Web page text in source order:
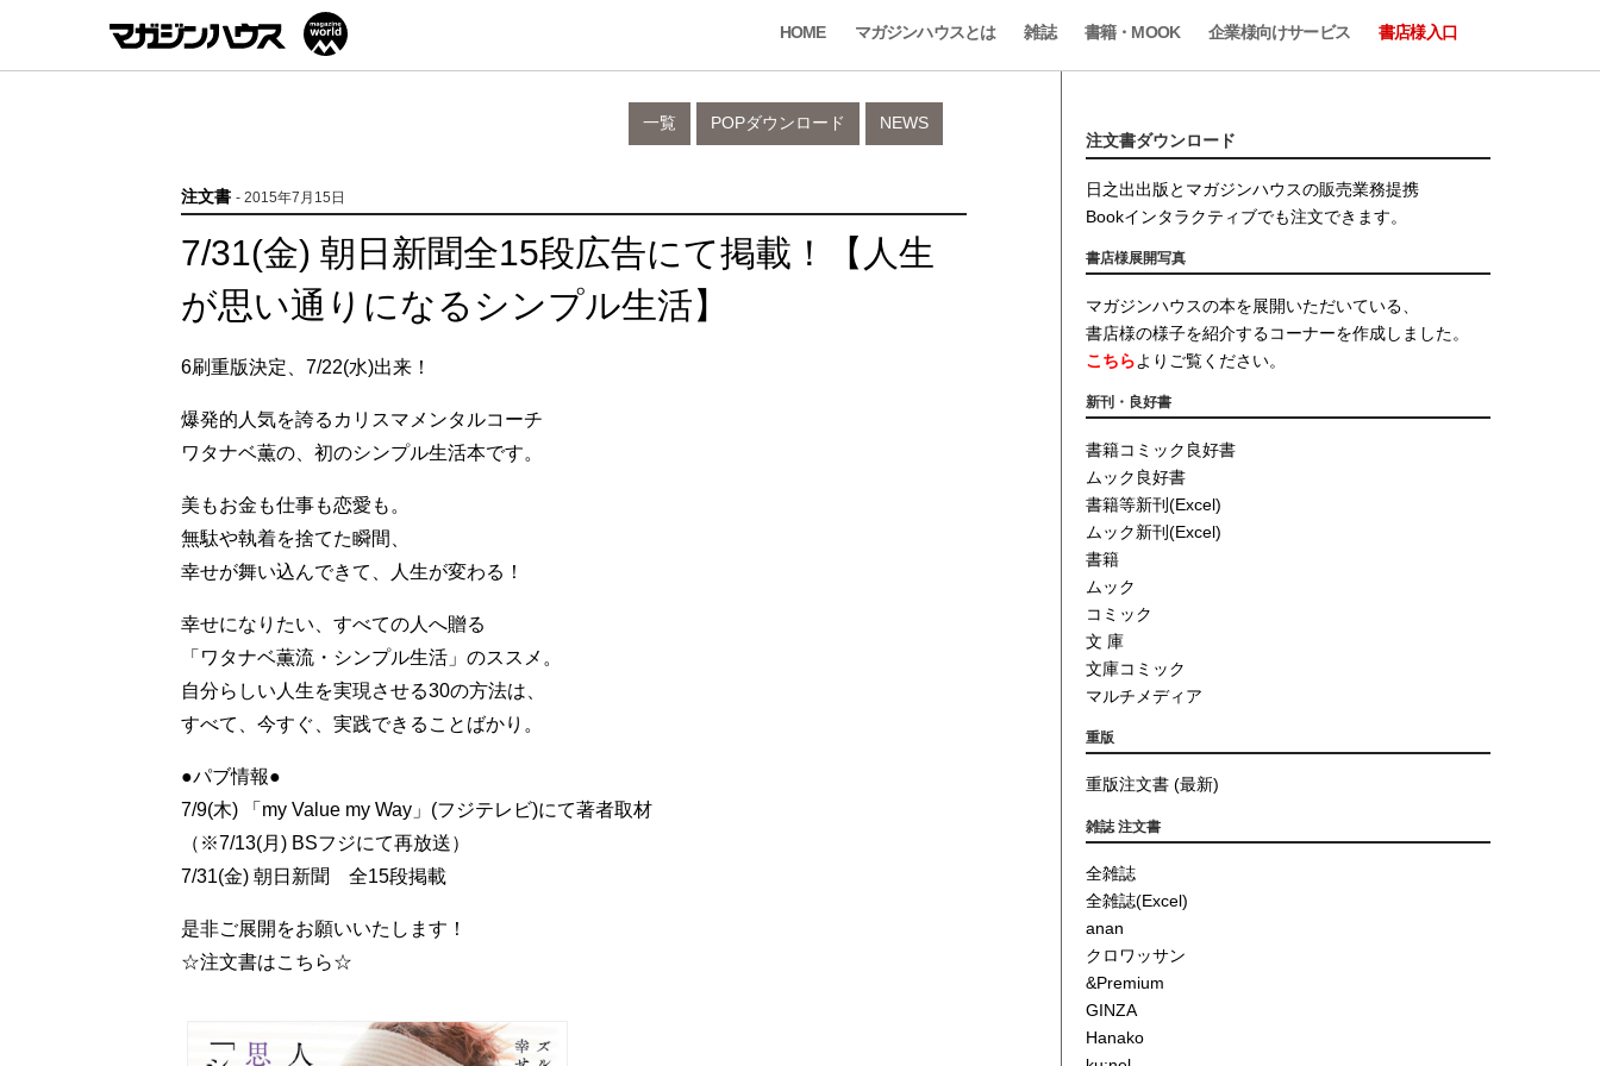
HOME マガジンハウスとは 雑誌 書籍・MOOK 企業様向けサービス 書店様入口
NEWS
POPダウンロード
一覧
注文書 - 2015年7月15日
7/31(金) 朝日新聞全15段広告にて掲載！【人生
が思い通りになるシンプル生活】
6刷重版決定、7/22(水)出来！
爆発的人気を誇るカリスマメンタルコーチ
ワタナベ薫の、初のシンプル生活本です。
美もお金も仕事も恋愛も。
無駄や執着を捨てた瞬間、
幸せが舞い込んできて、人生が変わる！
幸せになりたい、すべての人へ贈る
「ワタナベ薫流・シンプル生活」のススメ。
自分らしい人生を実現させる30の方法は、
すべて、今すぐ、実践できることばかり。
●パブ情報●
7/9(木) 「my Value my Way」(フジテレビ)にて著者取材
（※7/13(月) BSフジにて再放送）
7/31(金) 朝日新聞 全15段掲載
是非ご展開をお願いいたします！
☆注文書はこちら☆
注文書ダウンロード
日之出出版とマガジンハウスの販売業務提携
Bookインタラクティブでも注文できます。
書店様展開写真
マガジンハウスの本を展開いただいている、
書店様の様子を紹介するコーナーを作成しました。
こちらよりご覧ください。
新刊・良好書
書籍コミック良好書
ムック良好書
書籍等新刊(Excel)
ムック新刊(Excel)
書籍
ムック
コミック
文 庫
文庫コミック
マルチメディア
重版
重版注文書 (最新)
雑誌 注文書
全雑誌
全雑誌(Excel)
anan
クロワッサン
&Premium
GINZA
Hanako